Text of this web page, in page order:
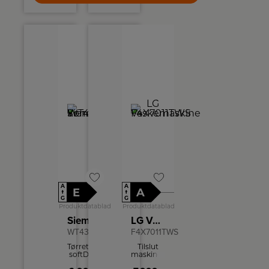
A
↑
G
E
Produktdatablad
WT43HV0EDN
Tørretumblerens
softDry-
A
↑
G
A
Produktdatablad
LG Vaskemaskine
F4X7011TWS
Tilslut
maskinen